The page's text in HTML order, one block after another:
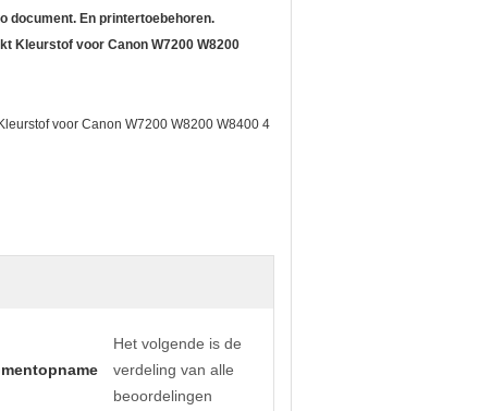
document. En printertoebehoren.
Het volgende is de
verdeling van alle
beoordelingen